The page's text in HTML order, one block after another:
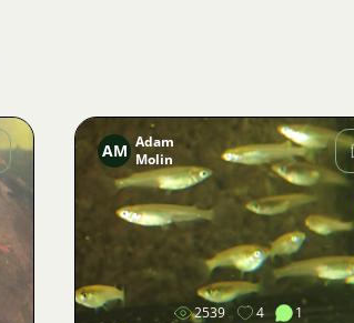
Obrázek
AM Adam
Molin
2539 4 1